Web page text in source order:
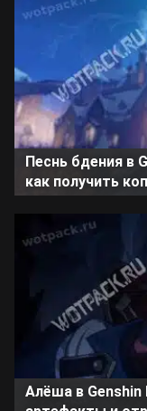
Песнь бдения в
как получить
Алёша в